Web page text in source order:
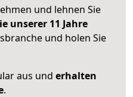
und lehnen Sie
unserer 11 Jahre
und holen Sie
aus und erhalten
.